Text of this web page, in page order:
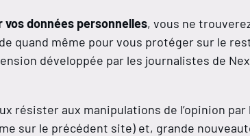
données personnelles, vous ne
quand même pour vous protéger sur le
développée par les journalistes de
aux manipulations de l’opinion par
sur le précédent site) et, grande